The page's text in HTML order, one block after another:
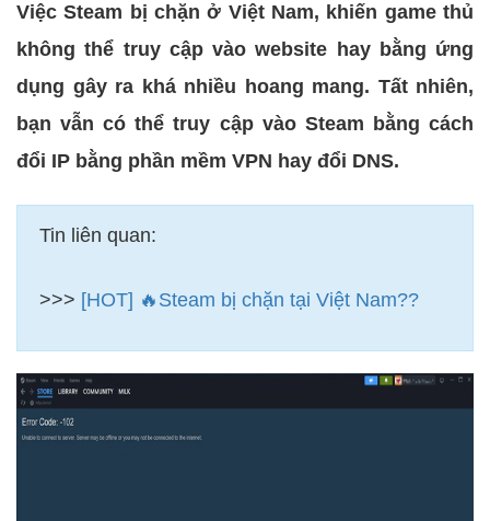
Việc Steam bị chặn ở Việt Nam, khiến game thủ
không thể truy cập vào website hay bằng ứng
dụng gây ra khá nhiều hoang mang. Tất nhiên,
bạn vẫn có thể truy cập vào Steam bằng cách
đổi IP bằng phần mềm VPN hay đổi DNS.
Tin liên quan:
>>> [HOT] 🔥Steam bị chặn tại Việt Nam??